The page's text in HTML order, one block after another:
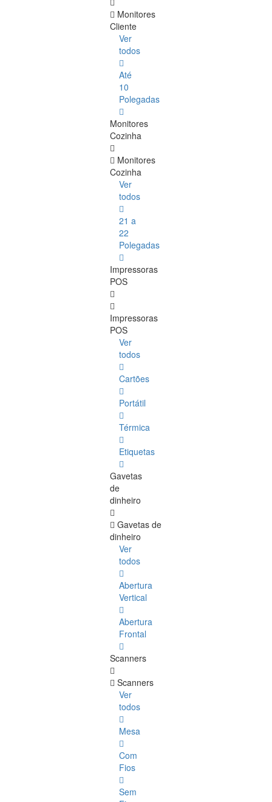
Monitores
Cliente
Ver
todos
Até
10
Polegadas
Monitores
Cozinha
Monitores
Cozinha
Ver
todos
21 a
22
Polegadas
Impressoras
POS
Impressoras
POS
Ver
todos
Cartões
Portátil
Térmica
Etiquetas
Gavetas
de
dinheiro
Gavetas de
dinheiro
Ver
todos
Abertura
Vertical
Abertura
Frontal
Scanners
Scanners
Ver
todos
Mesa
Com
Fios
Sem